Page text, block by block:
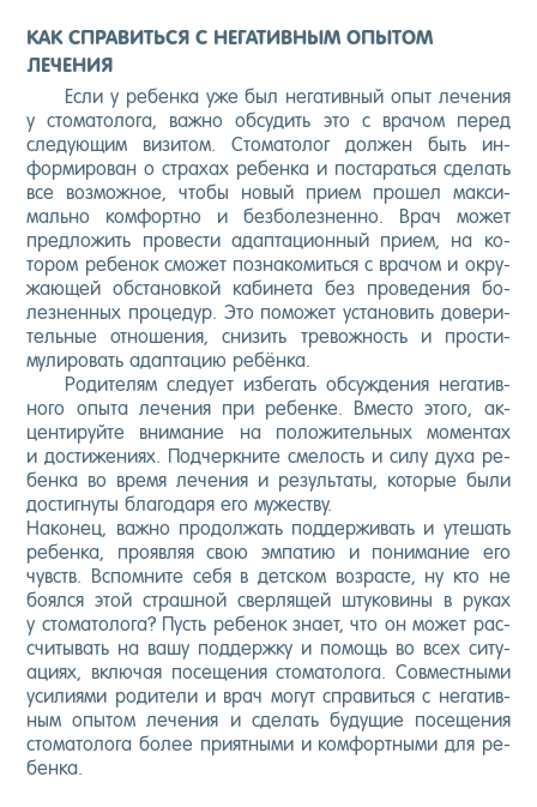
КАК СПРАВИТЬСЯ С НЕГАТИВНЫМ ОПЫТОМ
ЛЕЧЕНИЯ
Ес­ли у ре­бен­ка уже был не­гатив­ный опыт ле­чения
у сто­мато­лога, важ­но об­су­дить это с вра­чом пе­ред
сле­ду­ющим ви­зитом. Сто­мато­лог дол­жен быть ин­
форми­рован о стра­хах ре­бен­ка и пос­та­рать­ся сде­лать
все воз­можное, что­бы но­вый при­ем про­шел мак­си­
маль­но ком­фор­тно и без­бо­лез­ненно. Врач мо­жет
пред­ло­жить про­вес­ти адап­та­ци­он­ный при­ем, на ко­
тором ре­бенок смо­жет поз­на­комить­ся с вра­чом и ок­ру­
жа­ющей об­ста­нов­кой ка­бине­та без про­веде­ния бо­
лез­ненных про­цедур. Это по­может ус­та­новить до­вери­
тель­ные от­но­шения, сни­зить тре­вож­ность и прос­ти­
мули­ровать адап­та­цию ре­бён­ка.
Ро­дите­лям сле­ду­ет из­бе­гать об­сужде­ния не­гатив­
но­го опы­та ле­чения при ре­бен­ке. Вмес­то это­го, ак­
центи­руй­те вни­мание на по­ложи­тель­ных мо­мен­тах
и дос­ти­жени­ях. Под­чер­кни­те сме­лость и си­лу ду­ха ре­
бен­ка во вре­мя ле­чения и ре­зуль­та­ты, ко­торые бы­ли
дос­тигну­ты бла­года­ря его му­жес­тву.
На­конец, важ­но про­дол­жать под­держи­вать и уте­шать
ре­бен­ка, про­яв­ляя свою эм­па­тию и по­нима­ние его
чувств. Вспом­ни­те се­бя в дет­ском воз­расте, ну кто не
бо­ял­ся этой страш­ной свер­ля­щей шту­кови­ны в ру­ках
у сто­мато­лога? Пусть ре­бенок зна­ет, что он мо­жет рас­
счи­тывать на ва­шу под­дер­жку и по­мощь во всех си­ту­
аци­ях, вклю­чая по­сеще­ния сто­мато­лога. Сов­мес­тны­ми
уси­ли­ями ро­дите­ли и врач мо­гут спра­вить­ся с не­гатив­
ным опы­том ле­чения и сде­лать бу­дущие по­сеще­ния
сто­мато­лога бо­лее при­ят­ны­ми и ком­фор­тны­ми для ре­
бен­ка.